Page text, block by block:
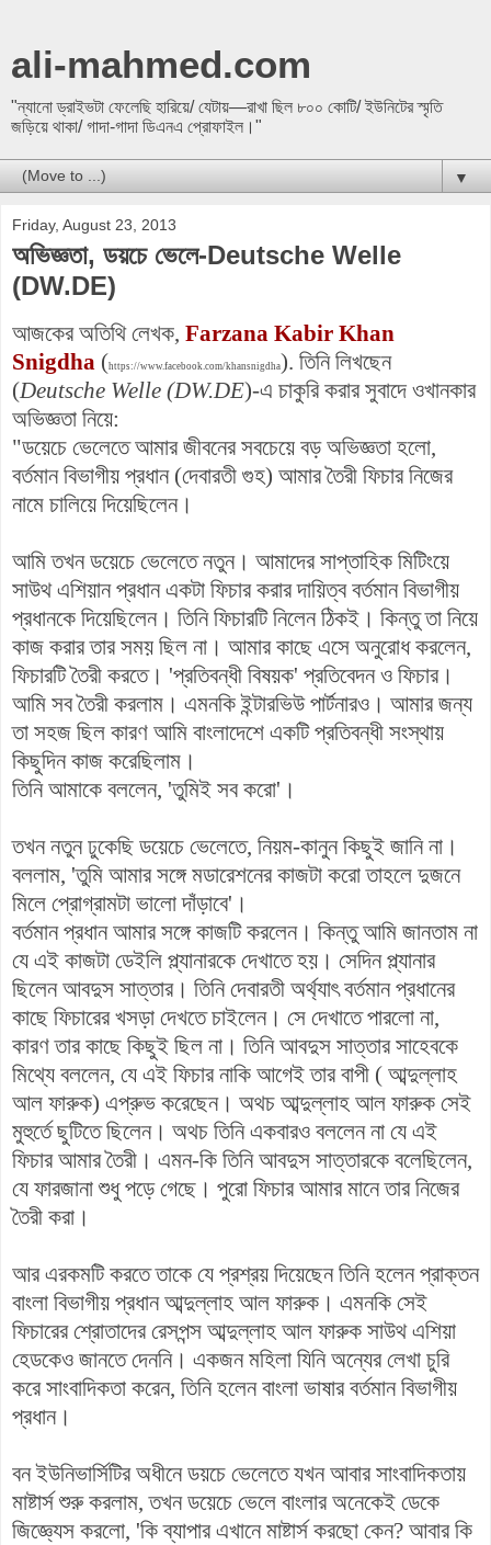
ali-mahmed.com
"ন্যানো ড্রাইভটা ফেলেছি হারিয়ে/ যেটায়—রাখা ছিল ৮০০ কোটি/ ইউনিটের স্মৃতি
জড়িয়ে থাকা/ গাদা-গাদা ডিএনএ প্রোফাইল।"
▼
Friday, August 23, 2013
অভিজ্ঞতা, ডয়চে ভেলে-Deutsche Welle
(DW.DE)
আজকের অতিথি লেখক, Farzana Kabir Khan
Snigdha (https://www.facebook.com/khansnigdha). তিনি লিখছেন
(Deutsche Welle (DW.DE)-এ চাকুরি করার সুবাদে ওখানকার
অভিজ্ঞতা নিয়ে:
"ডয়েচে ভেলেতে আমার জীবনের সবচেয়ে বড় অভিজ্ঞতা হলো,
বর্তমান বিভাগীয় প্রধান (দেবারতী গুহ) আমার তৈরী ফিচার নিজের
নামে চালিয়ে দিয়েছিলেন।
আমি তখন ডয়েচে ভেলেতে নতুন। আমাদের সাপ্তাহিক মিটিংয়ে
সাউথ এশিয়ান প্রধান একটা ফিচার করার দায়িত্ব বর্তমান বিভাগীয়
প্রধানকে দিয়েছিলেন। তিনি ফিচারটি নিলেন ঠিকই। কিন্তু তা নিয়ে
কাজ করার তার সময় ছিল না। আমার কাছে এসে অনুরোধ করলেন,
ফিচারটি তৈরী করতে। 'প্রতিবন্ধী বিষয়ক' প্রতিবেদন ও ফিচার।
আমি সব তৈরী করলাম। এমনকি ইন্টারভিউ পার্টনারও। আমার জন্য
তা সহজ ছিল কারণ আমি বাংলাদেশে একটি প্রতিবন্ধী সংস্থায়
কিছুদিন কাজ করেছিলাম।
তিনি আমাকে বললেন, 'তুমিই সব করো'।
তখন নতুন ঢুকেছি ডয়েচে ভেলেতে, নিয়ম-কানুন কিছুই জানি না।
বললাম, 'তুমি আমার সঙ্গে মডারেশনের কাজটা করো তাহলে দুজনে
মিলে প্রোগ্রামটা ভালো দাঁড়াবে'।
বর্তমান প্রধান আমার সঙ্গে কাজটি করলেন। কিন্তু আমি জানতাম না
যে এই কাজটা ডেইলি প্ল্যানারকে দেখাতে হয়। সেদিন প্ল্যানার
ছিলেন আবদুস সাত্তার। তিনি দেবারতী অর্থ্যাৎ বর্তমান প্রধানের
কাছে ফিচারের খসড়া দেখতে চাইলেন। সে দেখাতে পারলো না,
কারণ তার কাছে কিছুই ছিল না। তিনি আবদুস সাত্তার সাহেবকে
মিথ্যে বললেন, যে এই ফিচার নাকি আগেই তার বাপী ( আব্দুল্লাহ
আল ফারুক) এপ্রুভ করেছেন। অথচ আব্দুল্লাহ আল ফারুক সেই
মুহুর্তে ছুটিতে ছিলেন। অথচ তিনি একবারও বললেন না যে এই
ফিচার আমার তৈরী। এমন-কি তিনি আবদুস সাত্তারকে বলেছিলেন,
যে ফারজানা শুধু পড়ে গেছে। পুরো ফিচার আমার মানে তার নিজের
তৈরী করা।
আর এরকমটি করতে তাকে যে প্রশ্রয় দিয়েছেন তিনি হলেন প্রাক্তন
বাংলা বিভাগীয় প্রধান আব্দুল্লাহ আল ফারুক। এমনকি সেই
ফিচারের শ্রোতাদের রেসপন্স আব্দুল্লাহ আল ফারুক সাউথ এশিয়া
হেডকেও জানতে দেননি। একজন মহিলা যিনি অন্যের লেখা চুরি
করে সাংবাদিকতা করেন, তিনি হলেন বাংলা ভাষার বর্তমান বিভাগীয়
প্রধান।
বন ইউনিভার্সিটির অধীনে ডয়চে ভেলেতে যখন আবার সাংবাদিকতায়
মাষ্টার্স শুরু করলাম, তখন ডয়েচে ভেলে বাংলার অনেকেই ডেকে
জিজ্ঞ্যেস করলো, 'কি ব্যাপার এখানে মাষ্টার্স করছো কেন? আবার কি